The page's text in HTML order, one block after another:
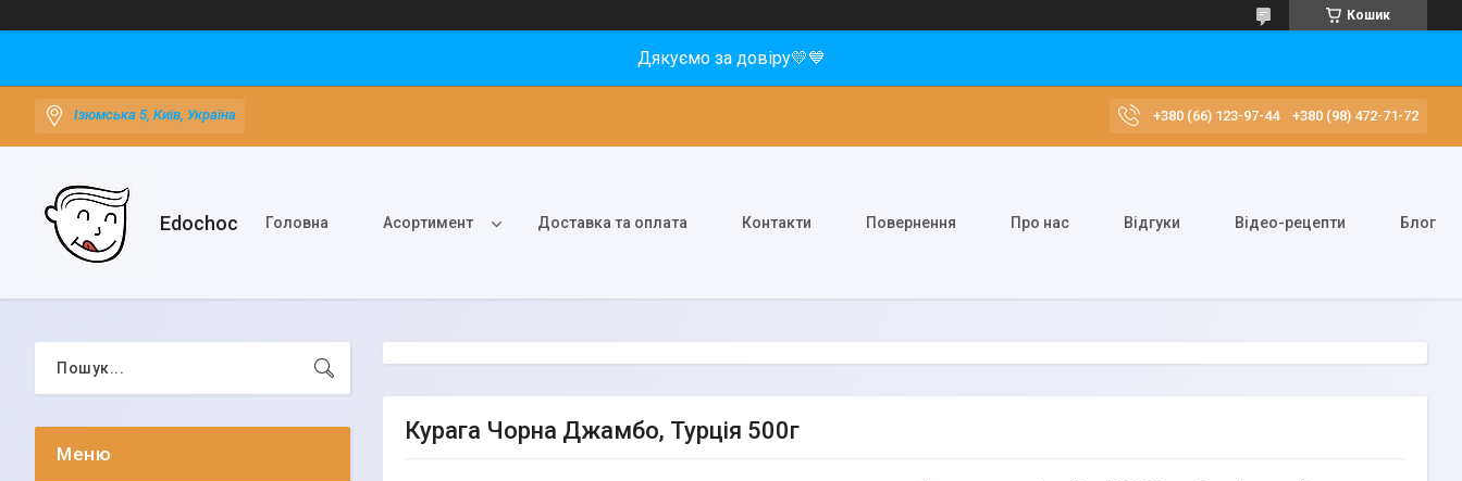
Кошик
Дякуємо за довіру💛💙
Ізюмська 5, Київ, Україна +380 (66) 123-97-44 +380 (98) 472-71-72
Edochoс Головна Асортимент Доставка та оплата Контакти Повернення Про нас Відгуки Відео-рецепти Блог
Курага Чорна Джамбо, Турція 500г